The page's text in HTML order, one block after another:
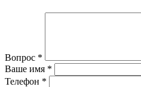
Вопрос *
Ваше имя *
Телефон *